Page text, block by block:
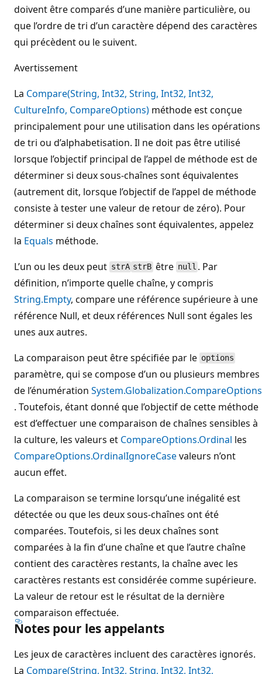
doivent être comparés d’une manière particulière, ou
que l’ordre de tri d’un caractère dépend des caractères
qui précèdent ou le suivent.
Avertissement
La Compare(String, Int32, String, Int32, Int32,
CultureInfo, CompareOptions) méthode est conçue
principalement pour une utilisation dans les opérations
de tri ou d’alphabetisation. Il ne doit pas être utilisé
lorsque l’objectif principal de l’appel de méthode est de
déterminer si deux sous-chaînes sont équivalentes
(autrement dit, lorsque l’objectif de l’appel de méthode
consiste à tester une valeur de retour de zéro). Pour
déterminer si deux chaînes sont équivalentes, appelez
la Equals méthode.
L’un ou les deux peut strA strBêtre null . Par
définition, n’importe quelle chaîne, y compris
String.Empty, compare une référence supérieure à une
référence Null, et deux références Null sont égales les
unes aux autres.
La comparaison peut être spécifiée par le options
paramètre, qui se compose d’un ou plusieurs membres
de l’énumération System.Globalization.CompareOptions
. Toutefois, étant donné que l’objectif de cette méthode
est d’effectuer une comparaison de chaînes sensibles à
la culture, les valeurs et CompareOptions.Ordinal les
CompareOptions.OrdinalIgnoreCasevaleurs n’ont
aucun effet.
La comparaison se termine lorsqu’une inégalité est
détectée ou que les deux sous-chaînes ont été
comparées. Toutefois, si les deux chaînes sont
comparées à la fin d’une chaîne et que l’autre chaîne
contient des caractères restants, la chaîne avec les
caractères restants est considérée comme supérieure.
La valeur de retour est le résultat de la dernière
comparaison effectuée.
Notes pour les appelants
Les jeux de caractères incluent des caractères ignorés.
La Compare(String, Int32, String, Int32, Int32,